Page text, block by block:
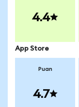
4.4
App Store
Puan
4.7